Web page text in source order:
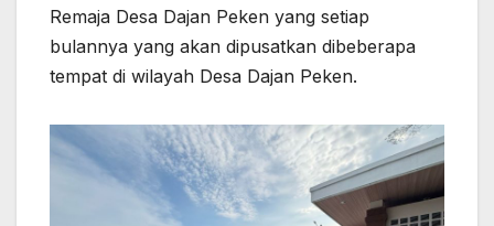
Remaja Desa Dajan Peken yang setiap
bulannya yang akan dipusatkan dibeberapa
tempat di wilayah Desa Dajan Peken.